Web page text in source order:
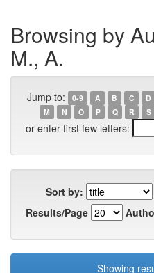
Browsing by
M., A.
Jump to: 0-9 A B C D
M
N O P Q R S
or enter first few letters:
Sort by:
Results/Page
Showing